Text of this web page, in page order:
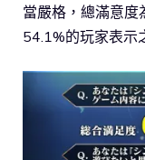
當嚴格，總滿意
54.1%的玩家表示